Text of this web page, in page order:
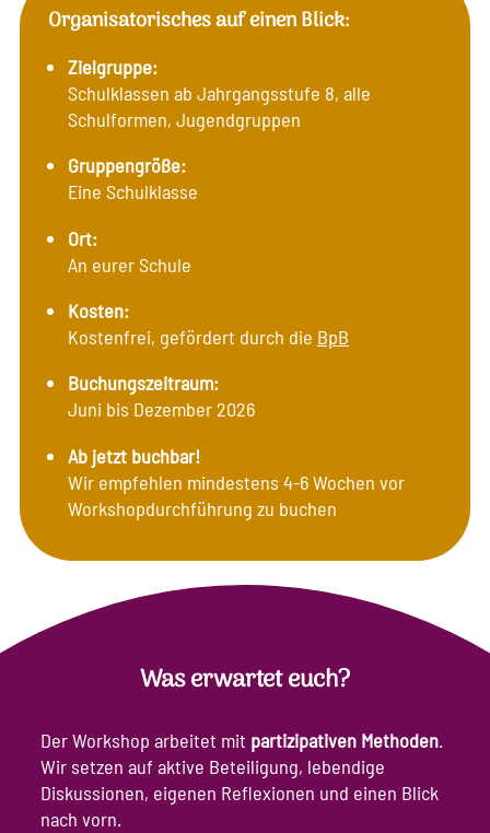
Organisatorisches auf einen Blick:
Zielgruppe:
Schulklassen ab Jahrgangsstufe 8, alle
Schulformen, Jugendgruppen
Gruppengröße:
Eine Schulklasse
Ort:
An eurer Schule
Kosten:
Kostenfrei, gefördert durch die BpB
Buchungszeitraum:
Juni bis Dezember 2026
Ab jetzt buchbar!
Wir empfehlen mindestens 4-6 Wochen vor
Workshopdurchführung zu buchen
Was erwartet euch?
Der Workshop arbeitet mit partizipativen Methoden.
Wir setzen auf aktive Beteiligung, lebendige
Diskussionen, eigenen Reflexionen und einen Blick
nach vorn.